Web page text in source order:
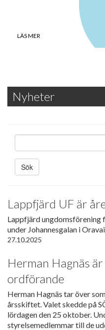
LÄS MER
Nyheter
S
ö
k
Lappfjärd UF är
Lappfjärd
under Johannesgalan i
27.10.2025
Herman Hagnäs
ordförande
Herman Hagnäs tar över
årsskiftet. Valet skedde på
lördagen den 25 oktober.
styrelsemedlemmar till de